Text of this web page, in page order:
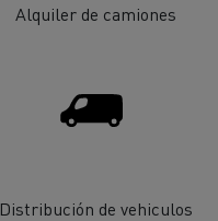
Alquiler de camiones
Distribución de vehiculos